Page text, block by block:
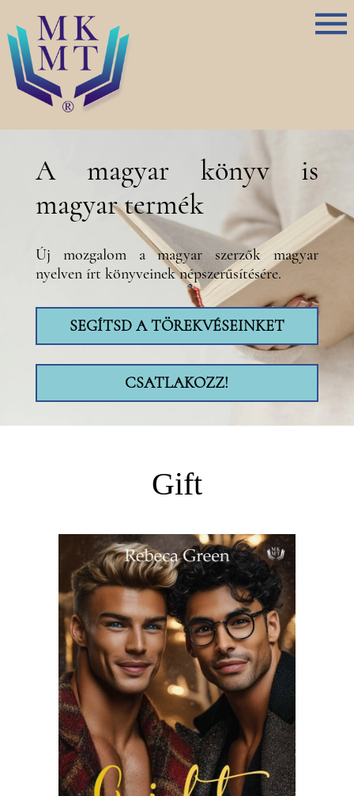
A magyar könyv is
magyar termék
Új mozgalom a magyar szerzők magyar
nyelven írt könyveinek népszerűsítésére.
SEGÍTSD A TÖREKVÉSEINKET
CSATLAKOZZ!
Gift